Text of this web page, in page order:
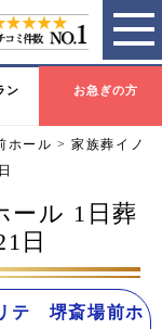
ン お急ぎの方
ホール >家族葬イノ
ール 1日葬
日
テ 堺斎場前ホ